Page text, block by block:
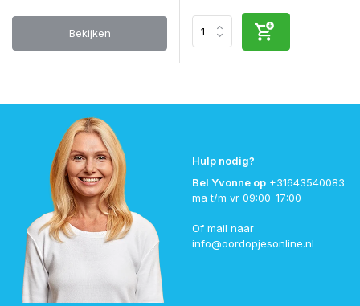
Bekijken
Hulp nodig?
Bel Yvonne op +31643540083
ma t/m vr 09:00-17:00
Of mail naar
info@oordopjesonline.nl